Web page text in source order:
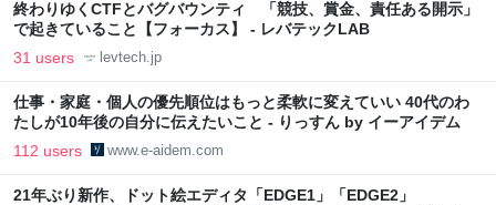
終わりゆくCTFとバグバウンティ 「競技、賞金、責任ある開示」
で起きていること【フォーカス】 - レバテックLAB
31 users levtech.jp
仕事・家庭・個人の優先順位はもっと柔軟に変えていい 40代のわ
たしが10年後の自分に伝えたいこと - りっすん by イーアイデム
112 users www.e-aidem.com
21年ぶり新作、ドット絵エディタ「EDGE1」「EDGE2」